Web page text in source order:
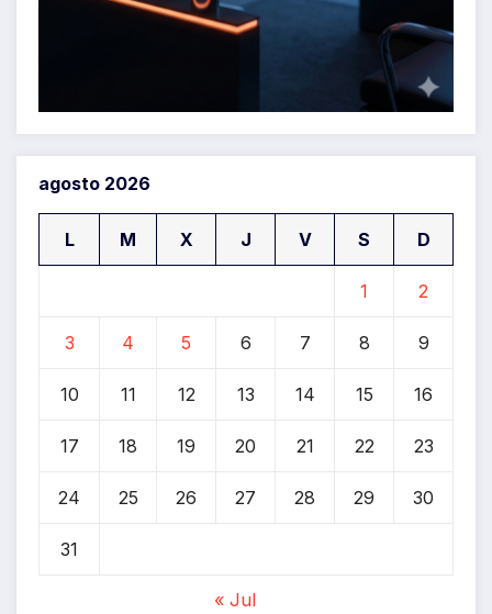
agosto 2026
L M X J V S D
1 2
3 4 5 6 7 8 9
10 11 12 13 14 15 16
17 18 19 20 21 22 23
24 25 26 27 28 29 30
31
« Jul